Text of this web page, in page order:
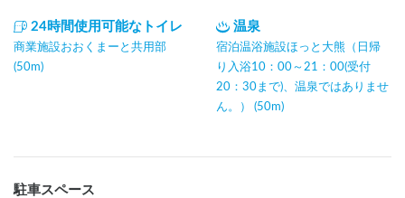
24時間使用可能なトイレ
商業施設おおくまーと共用部
(50m)
温泉
宿泊温浴施設ほっと大熊（日帰
り入浴10：00～21：00(受付
20：30まで)、温泉ではありませ
ん。） (50m)
駐車スペース